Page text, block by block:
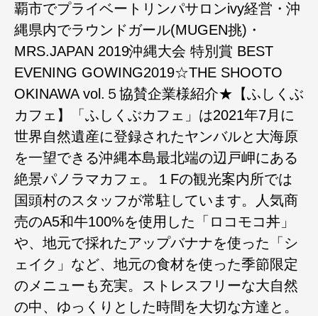
覇市でプライベートリンパサロンivy経営・沖
縄県内でラウンドガール(MUGEN挑)・
MRS.JAPAN 2019沖縄大会 特別賞 BEST
EVENING GOWING2019☆THE SHOOTO
OKINAWA vol.５協賛企業様紹介★【ふしくぶ
カフェ】「ふしくぶカフェ」は2021年7月に
世界自然遺産に登録されたヤンバルと大海原
を一望できる沖縄本島最北端の辺戸岬にある
絶景パノラマカフェ。１Fの観光案内所では
国頭村のスタッフが常駐しています。人気商
売のA5和牛100%を使用した「ロコモコ丼」
や、地元で採れたアップバナナを使った「シ
ェイク」など、地元の食材を使った季節限定
のメニューも充実。ストレスフリーな大自然
の中、ゆっくりとした時間を大切な方達と。